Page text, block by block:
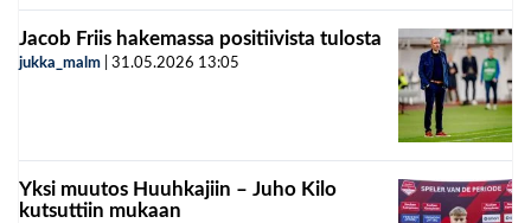
Jacob Friis hakemassa positiivista tulosta
jukka_malm 31.05.2026 13:05
Yksi muutos Huuhkajiin – Juho Kilo
kutsuttiin mukaan